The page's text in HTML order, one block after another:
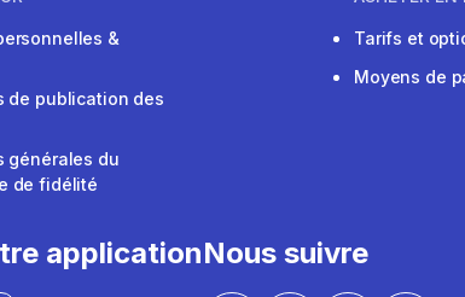
&
de publication des
générales du
de fidélité
Tarifs et
Moyens de
applicationNous suivre